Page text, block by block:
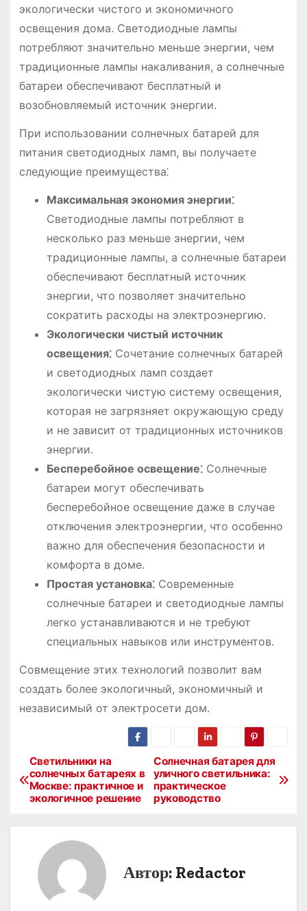
экологически чистого и экономичного
освещения дома․ Светодиодные лампы
потребляют значительно меньше энергии, чем
традиционные лампы накаливания, а солнечные
батареи обеспечивают бесплатный и
возобновляемый источник энергии․
При использовании солнечных батарей для
питания светодиодных ламп, вы получаете
следующие преимущества⁚
Максимальная экономия энергии⁚
Светодиодные лампы потребляют в
несколько раз меньше энергии, чем
традиционные лампы, а солнечные батареи
обеспечивают бесплатный источник
энергии, что позволяет значительно
сократить расходы на электроэнергию․
Экологически чистый источник
освещения⁚Сочетание солнечных батарей
и светодиодных ламп создает
экологически чистую систему освещения,
которая не загрязняет окружающую среду
и не зависит от традиционных источников
энергии․
Бесперебойное освещение⁚Солнечные
батареи могут обеспечивать
бесперебойное освещение даже в случае
отключения электроэнергии, что особенно
важно для обеспечения безопасности и
комфорта в доме․
Простая установка⁚Современные
солнечные батареи и светодиодные лампы
легко устанавливаются и не требуют
специальных навыков или инструментов․
Совмещение этих технологий позволит вам
создать более экологичный, экономичный и
независимый от электросети дом․
Н
Солнечная батарея для
уличного светильника:
практическое
руководство
Светильники на
солнечных батареях в
Москве: практичное и
экологичное решение
Автор: Redactor